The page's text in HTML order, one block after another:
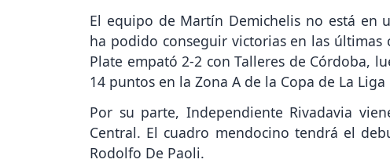
El equipo de Martín Demichelis no está en
ha podido conseguir victorias en las últimas
Plate empató 2-2 con Talleres de Córdoba,
14 puntos en la Zona A de la Copa de La
Por su parte, Independiente Rivadavia
Central. El cuadro mendocino tendrá el
Rodolfo De Paoli.